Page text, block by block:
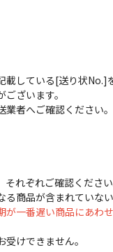
している[送り状No.]
ざいます。
者へご確認ください。
れぞれご確認ください
商品が含まれていな
一番遅い商品にあわせ
けできません。